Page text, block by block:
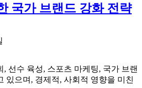
국가 브랜드 강화 전략
선수 육성, 스포츠 마케팅, 국가 브랜
있으며, 경제적, 사회적 영향을 미친